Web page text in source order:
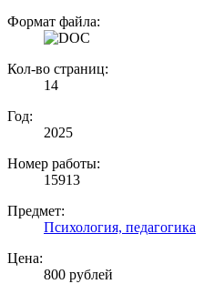
Формат файла:
Кол-во страниц:
14
Год:
2025
Номер работы:
15913
Предмет:
Психология, педагогика
Цена:
800 рублей